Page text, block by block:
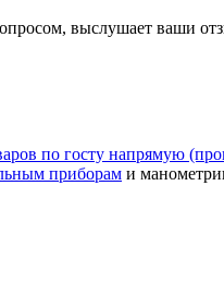
выслушает ваши
по госту напрямую
приборам и